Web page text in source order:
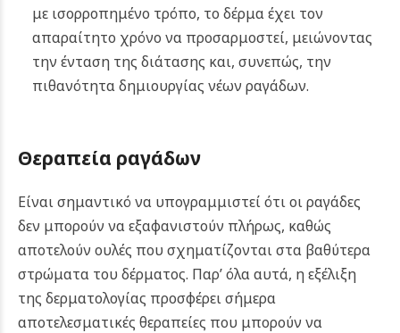
με ισορροπημένο τρόπο, το δέρμα έχει τον
απαραίτητο χρόνο να προσαρμοστεί, μειώνοντας
την ένταση της διάτασης και, συνεπώς, την
πιθανότητα δημιουργίας νέων ραγάδων.
Θεραπεία ραγάδων
Είναι σημαντικό να υπογραμμιστεί ότι οι ραγάδες
δεν μπορούν να εξαφανιστούν πλήρως, καθώς
αποτελούν ουλές που σχηματίζονται στα βαθύτερα
στρώματα του δέρματος. Παρ’ όλα αυτά, η εξέλιξη
της δερματολογίας προσφέρει σήμερα
αποτελεσματικές θεραπείες που μπορούν να